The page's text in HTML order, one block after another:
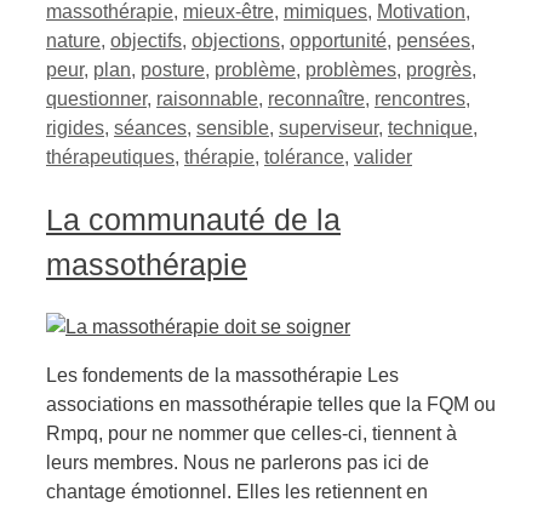
massothérapie, mieux-être, mimiques, Motivation,
nature, objectifs, objections, opportunité, pensées,
peur, plan, posture, problème, problèmes, progrès,
questionner, raisonnable, reconnaître, rencontres,
rigides, séances, sensible, superviseur, technique,
thérapeutiques, thérapie, tolérance, valider
La communauté de la
massothérapie
Les fondements de la massothérapie Les
associations en massothérapie telles que la FQM ou
Rmpq, pour ne nommer que celles-ci, tiennent à
leurs membres. Nous ne parlerons pas ici de
chantage émotionnel. Elles les retiennent en